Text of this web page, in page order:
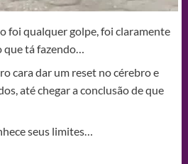
foi qualquer golpe, foi claramente
que tá fazendo…
cara dar um reset no cérebro e
até chegar a conclusão de que
seus limites…